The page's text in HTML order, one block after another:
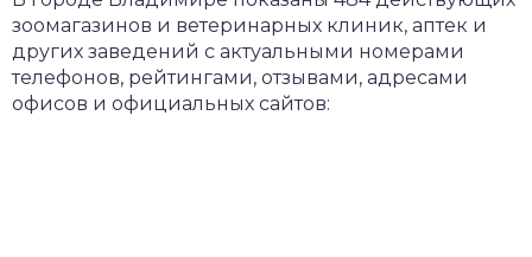
зоомагазинов и ветеринарных клиник, аптек и
других заведений с актуальными номерами
телефонов, рейтингами, отзывами, адресами
офисов и официальных сайтов: